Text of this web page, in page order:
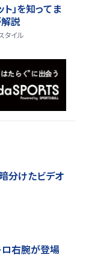
」を知ってま
説
タイル
分けたビデオ
右腕が登場